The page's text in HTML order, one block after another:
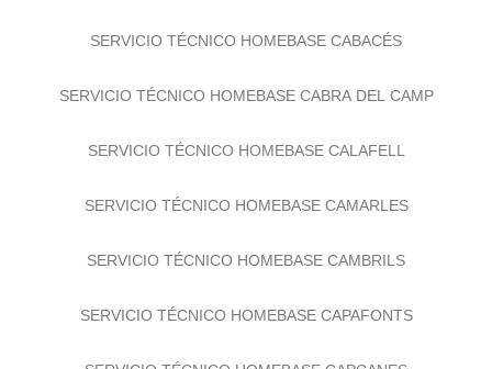
SERVICIO TÉCNICO HOMEBASE CABACÉS
SERVICIO TÉCNICO HOMEBASE CABRA DEL CAMP
SERVICIO TÉCNICO HOMEBASE CALAFELL
SERVICIO TÉCNICO HOMEBASE CAMARLES
SERVICIO TÉCNICO HOMEBASE CAMBRILS
SERVICIO TÉCNICO HOMEBASE CAPAFONTS